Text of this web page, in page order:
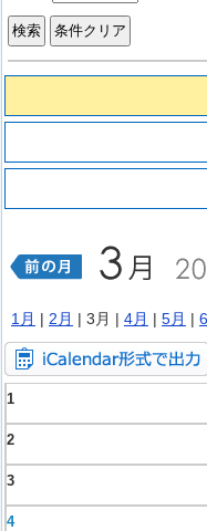
1月 | 2月 | 3月 | 4月 | 5月 |
1
2
3
4